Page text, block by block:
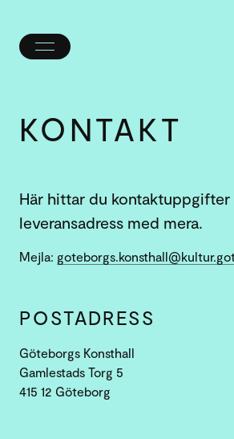
Öppna/stäng
KONTAKT
Här hittar du
leveransadress med mera.
Mejla:
POSTADRESS
Göteborgs Konsthall
Gamlestads Torg 5
415 12 Göteborg